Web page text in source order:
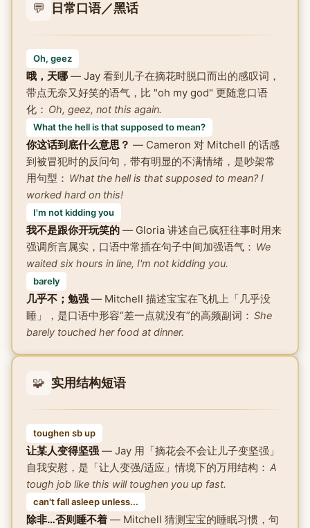
💬 日常口语／黑话
Oh, geez
哦，天哪— Jay 看到儿子在摘花时脱口而出的感叹词，
带点无奈又好笑的语气，比 "oh my god" 更随意口语
化： Oh, geez, not this again.
What the hell is that supposed to mean?
你这话到底什么意思？ — Cameron 对 Mitchell 的话感
到被冒犯时的反问句，带有明显的不满情绪，是吵架常
用句型： What the hell is that supposed to mean? I
worked hard on this!
I'm not kidding you
我不是跟你开玩笑的— Gloria 讲述自己疯狂往事时用来
强调所言属实，口语中常插在句子中间加强语气： We
waited six hours in line, I'm not kidding you.
barely
几乎不；勉强— Mitchell 描述宝宝在飞机上「几乎没
睡」，是口语中形容“差一点就没有”的高频副词： She
barely touched her food at dinner.
🧩 实用结构短语
toughen sb up
让某人变得坚强— Jay 用「摘花会不会让儿子变坚强」
自我安慰，是「让人变强/适应」情境下的万用结构： A
tough job like this will toughen you up fast.
can't fall asleep unless...
除非…否则睡不着— Mitchell 猜测宝宝的睡眠习惯，句